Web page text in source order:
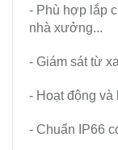
- Phù hợp lắp
nhà xưởng...
- Giám sát từ
- Hoạt động và
- Chuẩn IP66